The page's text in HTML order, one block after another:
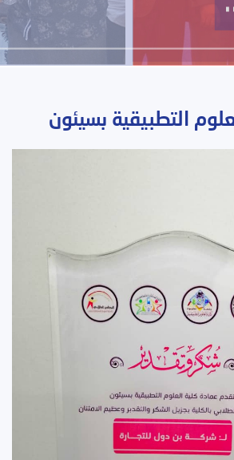
التطبيقية بسيئون